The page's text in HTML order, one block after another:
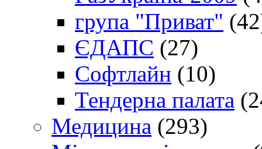
група "Приват"
ЄДАПС (27)
Софтлайн (10)
Тендерна палата
Медицина (293)